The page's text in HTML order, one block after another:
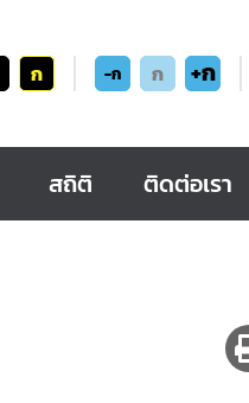
ก -ก ก +ก
สถิติ ติดต่อเรา